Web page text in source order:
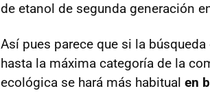
de etanol de segunda generación
Así pues parece que si la
hasta la máxima categoría de la
ecológica se hará más habitual en